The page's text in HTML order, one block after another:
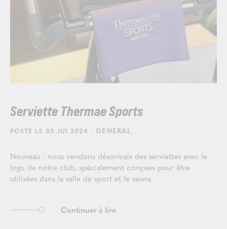
Serviette Thermae Sports
POSTÉ LE 03 JUI 2024 - GÉNÉRAL
Nouveau : nous vendons désormais des serviettes avec le
logo de notre club, spécialement conçues pour être
utilisées dans la salle de sport et le sauna.
Continuer à lire